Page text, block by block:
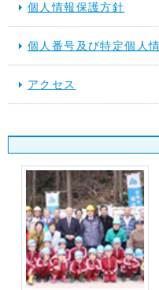
個人情報保護方針
個人番号及び特定個人
アクセス